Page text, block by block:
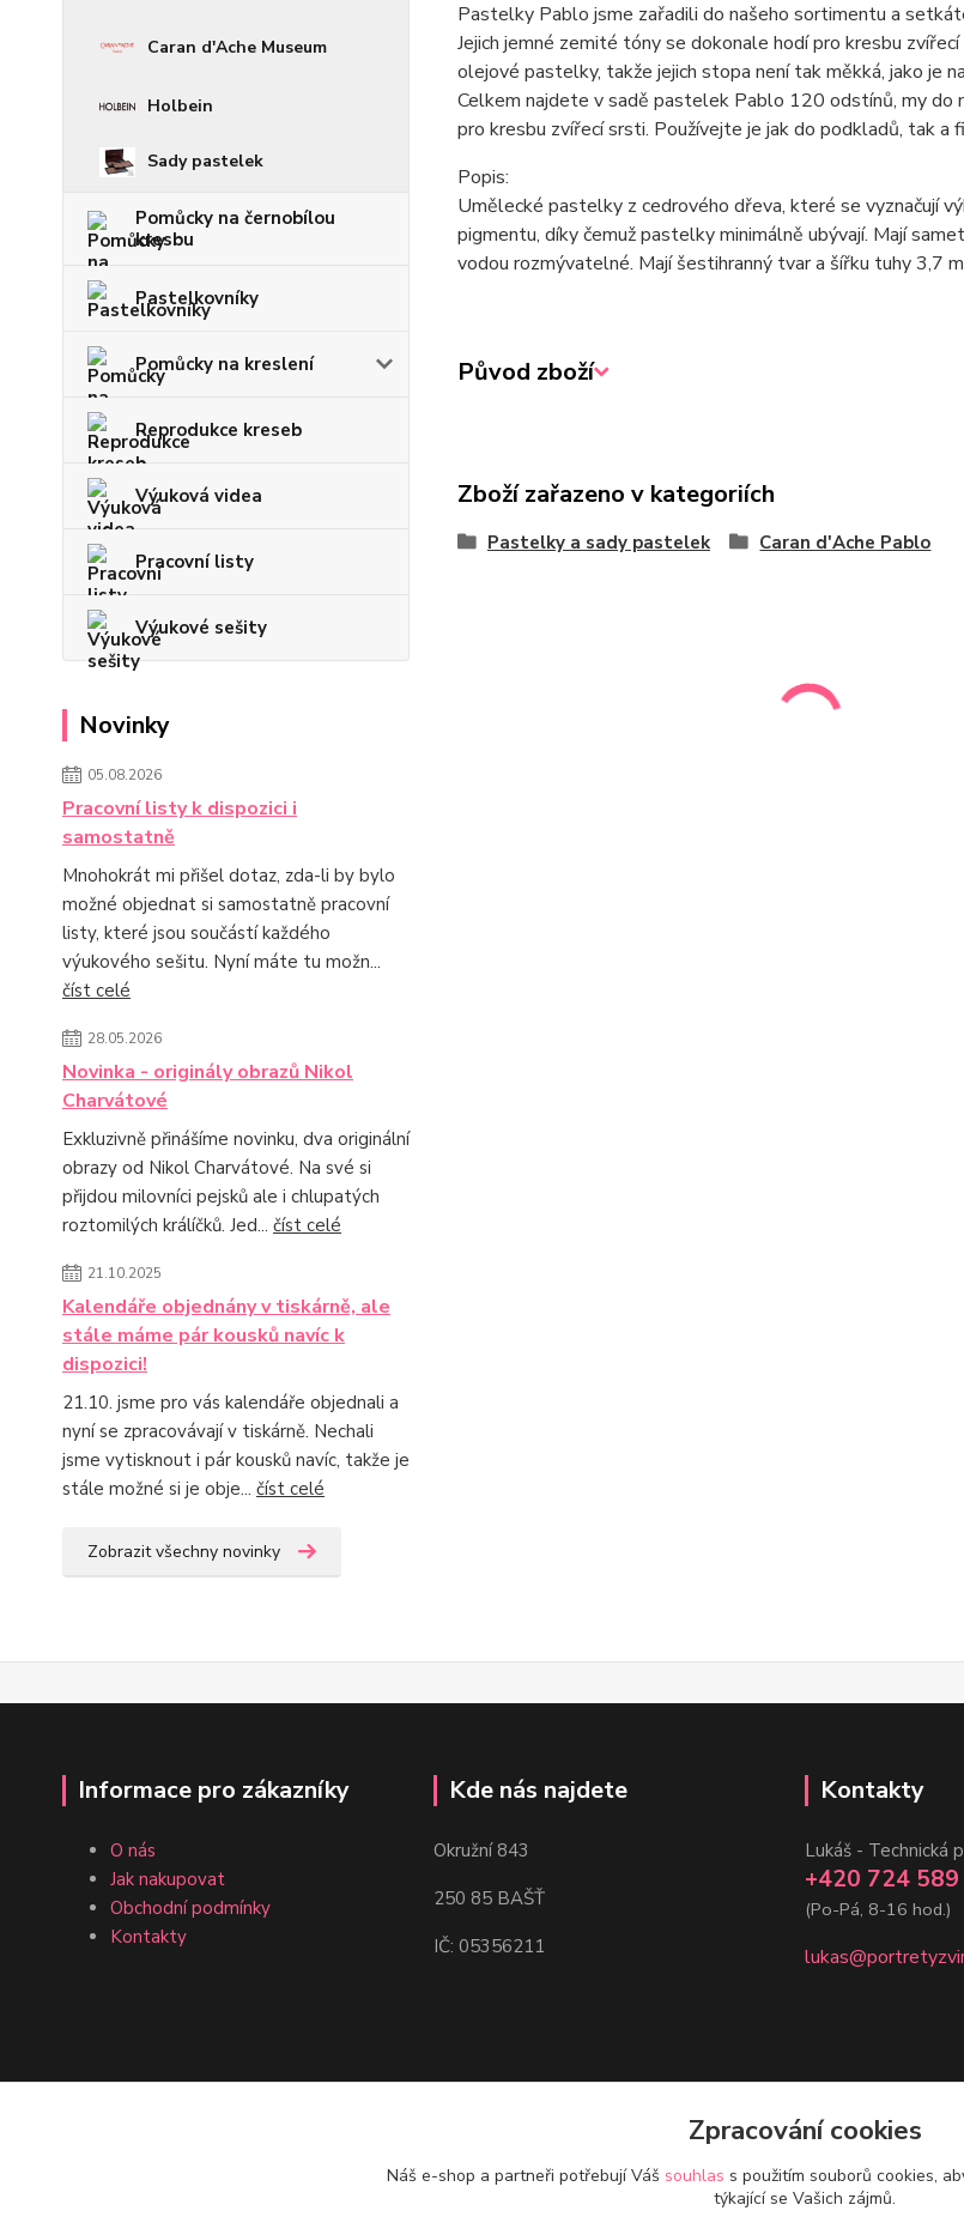
Caran d'Ache Museum
Holbein
Sady pastelek
Pomůcky na černobílou
kresbu
Pastelkovníky
Pomůcky na kreslení
Reprodukce kreseb
Výuková videa
Pracovní listy
Výukové sešity
Novinky
05.08.2026
Pracovní listy k dispozici i
samostatně
Mnohokrát mi přišel dotaz, zda-li by bylo
možné objednat si samostatně pracovní
listy, které jsou součástí každého
výukového sešitu. Nyní máte tu možn...
číst celé
28.05.2026
Novinka - originály obrazů Nikol
Charvátové
Exkluzivně přinášíme novinku, dva originální
obrazy od Nikol Charvátové. Na své si
přijdou milovníci pejsků ale i chlupatých
roztomilých králíčků. Jed... číst celé
21.10.2025
Kalendáře objednány v tiskárně, ale
stále máme pár kousků navíc k
dispozici!
21.10. jsme pro vás kalendáře objednali a
nyní se zpracovávají v tiskárně. Nechali
jsme vytisknout i pár kousků navíc, takže je
stále možné si je obje... číst celé
Zobrazit všechny novinky
Pastelky Pablo jsme zařadili do našeho sortimentu a
Jejich jemné zemité tóny se dokonale hodí pro kresbu
olejové pastelky, takže jejich stopa není tak měkká, jako je
Celkem najdete v sadě pastelek Pablo 120 odstínů, my do
pro kresbu zvířecí srsti. Používejte je jak do podkladů, tak a
Popis:
Umělecké pastelky z cedrového dřeva, které se vyznačují
pigmentu, díky čemuž pastelky minimálně ubývají. Mají
vodou rozmývatelné. Mají šestihranný tvar a šířku tuhy 3,7
Původ zboží
Zboží zařazeno v kategoriích
Pastelky a sady pastelek Caran d'Ache Pablo
Informace pro zákazníky
O nás
Jak nakupovat
Obchodní podmínky
Kontakty
Kde nás najdete
Okružní 843
250 85 BAŠŤ
IČ: 05356211
Kontakty
Lukáš - Technická
+420 724
(Po-Pá, 8-16 hod.)
Zpracování cookies
Náš e-shop a partneři potřebují Váš souhlas s použitím souborů cookies,
týkající se Vašich zájmů.